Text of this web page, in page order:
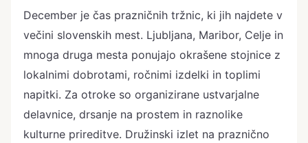
December je čas prazničnih tržnic, ki jih najdete v
večini slovenskih mest. Ljubljana, Maribor, Celje in
mnoga druga mesta ponujajo okrašene stojnice z
lokalnimi dobrotami, ročnimi izdelki in toplimi
napitki. Za otroke so organizirane ustvarjalne
delavnice, drsanje na prostem in raznolike
kulturne prireditve. Družinski izlet na praznično